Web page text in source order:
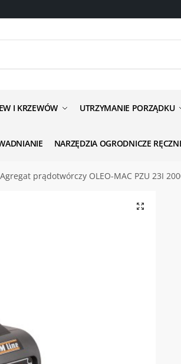
I KRZEWÓW UTRZYMANIE PORZĄDKU
NARZĘDZIA OGRODNICZE
Agregat prądotwórczy OLEO-MAC PZU 23I
produktu